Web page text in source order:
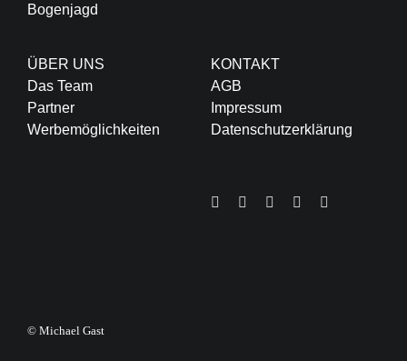
Bogenjagd
ÜBER UNS
Das Team
Partner
Werbemöglichkeiten
KONTAKT
AGB
Impressum
Datenschutzerklärung
© Michael Gast